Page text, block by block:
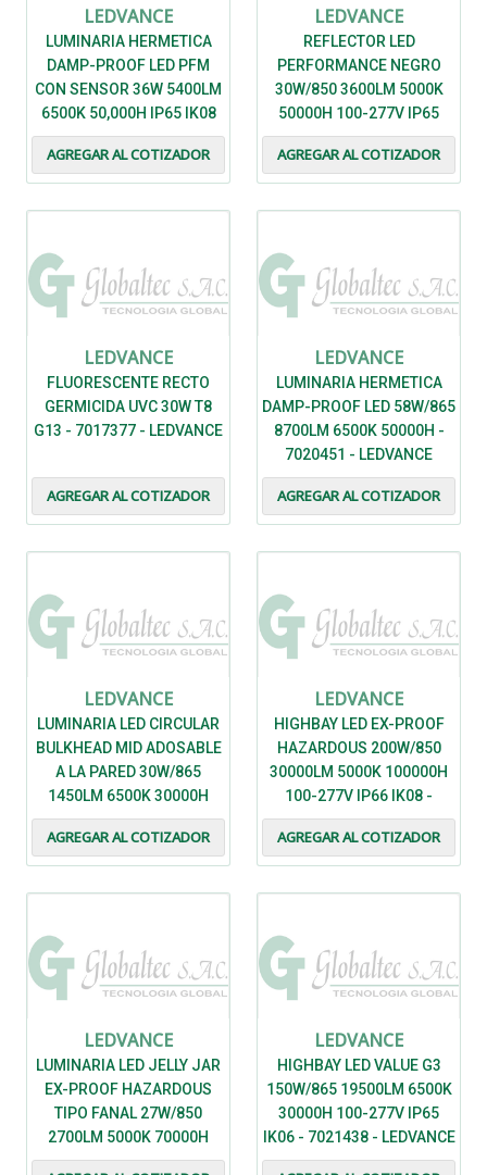
LEDVANCE
LUMINARIA HERMETICA
DAMP-PROOF LED PFM
CON SENSOR 36W 5400LM
6500K 50,000H IP65 IK08
-7020464 - LEDVANCE
AGREGAR AL COTIZADOR
LEDVANCE
REFLECTOR LED
PERFORMANCE NEGRO
30W/850 3600LM 5000K
50000H 100-277V IP65
IK07 - 7016874 - LEDVANCE
AGREGAR AL COTIZADOR
LEDVANCE
FLUORESCENTE RECTO
GERMICIDA UVC 30W T8
G13 - 7017377 - LEDVANCE
AGREGAR AL COTIZADOR
LEDVANCE
LUMINARIA HERMETICA
DAMP-PROOF LED 58W/865
8700LM 6500K 50000H -
7020451 - LEDVANCE
AGREGAR AL COTIZADOR
LEDVANCE
LUMINARIA LED CIRCULAR
BULKHEAD MID ADOSABLE
A LA PARED 30W/865
1450LM 6500K 30000H
100-277V IP65 IK06 COLOR
NEGRO - 7020022 -
LEDVANCE
AGREGAR AL COTIZADOR
LEDVANCE
HIGHBAY LED EX-PROOF
HAZARDOUS 200W/850
30000LM 5000K 100000H
100-277V IP66 IK08 -
7022318 - LEDVANCE
AGREGAR AL COTIZADOR
LEDVANCE
LUMINARIA LED JELLY JAR
EX-PROOF HAZARDOUS
TIPO FANAL 27W/850
2700LM 5000K 70000H
IP66 IK08 - 7022314 -
LEDVANCE
HIGHBAY LED VALUE G3
150W/865 19500LM 6500K
30000H 100-277V IP65
IK06 - 7021438 - LEDVANCE